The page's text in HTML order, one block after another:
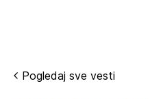
Pogledaj sve vesti